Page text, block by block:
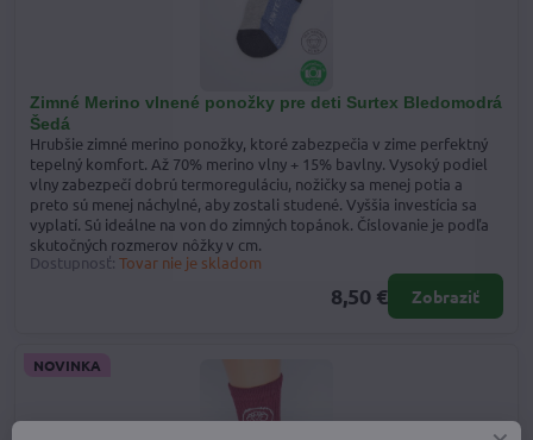
Zimné Merino vlnené ponožky pre deti Surtex Bledomodrá
Šedá
Hrubšie zimné merino ponožky, ktoré zabezpečia v zime perfektný
tepelný komfort. Až 70% merino vlny + 15% bavlny. Vysoký podiel
vlny zabezpečí dobrú termoreguláciu, nožičky sa menej potia a
preto sú menej náchylné, aby zostali studené. Vyššia investícia sa
vyplatí. Sú ideálne na von do zimných topánok. Číslovanie je podľa
skutočných rozmerov nôžky v cm.
Dostupnosť: Tovar nie je skladom
8,50 € Zobraziť
NOVINKA